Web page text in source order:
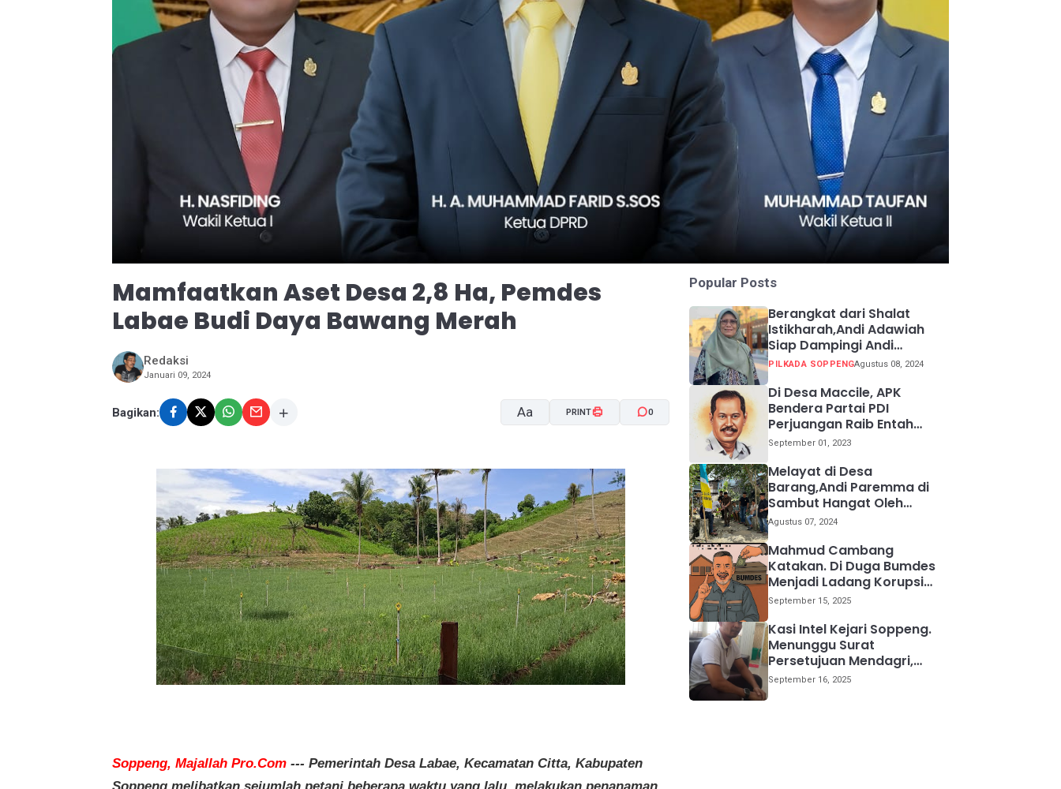
Mamfaatkan Aset Desa 2,8 Ha, Pemdes
Labae Budi Daya Bawang Merah
Redaksi
Januari 09, 2024
Bagikan: Aa
A-
PRINT 0
Soppeng, Majallah Pro.Com --- Pemerintah Desa Labae, Kecamatan Citta, Kabupaten
Popular Posts
Berangkat dari Shalat
Istikharah,Andi Adawiah
Siap Dampingi Andi
Mapparemma
PILKADA SOPPENGAgustus 08, 2024
Di Desa Maccile, APK
Bendera Partai PDI
Perjuangan Raib Entah
kemana
September 01, 2023
Melayat di Desa
Barang,Andi Paremma di
Sambut Hangat Oleh
Warga
Agustus 07, 2024
Mahmud Cambang
Katakan. Di Duga Bumdes
Menjadi Ladang Korupsi
Bagi Para Kepala Desa
September 15, 2025
Kasi Intel Kejari Soppeng.
Menunggu Surat
Persetujuan Mendagri,
Kami Akan Periksa Mantan
September 16, 2025